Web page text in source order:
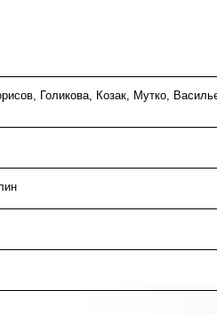
Голикова, Козак, Мутко,